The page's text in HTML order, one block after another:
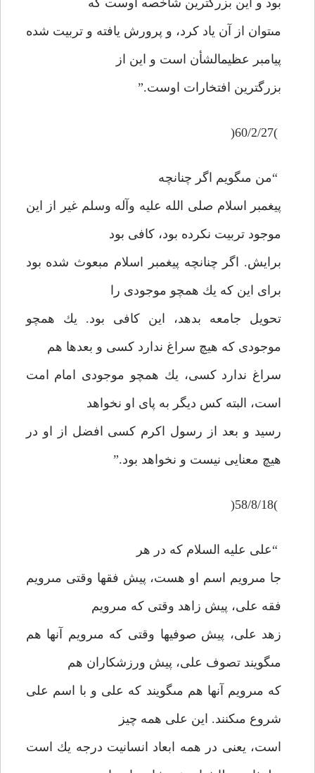
بود و اين بزرگترين شاخصه اوست كه
مى‏توان از آن ياد كرد، و پرورش يافته و تربيت شده
پيامبر عظيم‏الشأن است و اين از
بزرگترين افتخارات اوست.”
)60/2/27(
“من مى‏گويم اگر چنانچه
پيغمبر اسلام صلى الله عليه وآله وسلم غير از اين
موجود تربيت نكرده بود، كافى بود
برايش. اگر چنانچه پيغمبر اسلام مبعوث شده بود
براى اين كه يك همچو موجودى را
تحويل جامعه بدهد، اين كافى بود. يك همچو
موجودى كه هيچ سراغ ندارد كسى و بعدها هم
سراغ ندارد كسى، يك همچو موجودى امام امت
است، البته كس ديگر به پاى او نخواهد
رسيد و بعد از رسول اكرم كسى افضل از او در
هيچ معنايى نيست و نخواهد بود.”
)58/8/18(
“على عليه السلام كه در هر
جا مى‏رويم اسم او هست، پيش فقها وقتى مى‏رويم
فقه على، پيش زاهد وقتى كه مى‏رويم
زهد على، پيش صوفيها وقتى كه مى‏رويم آنها هم
مى‏گويند تصوف على، پيش ورزشكاران هم
كه مى‏رويم آنها هم مى‏گويند كه على و با اسم على
شروع مى‏كنند. اين على همه چيز
است، يعنى در همه ابعاد انسانيت درجه يك است